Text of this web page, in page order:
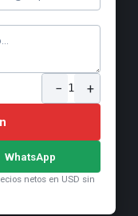
− 1 +
WhatsApp
netos en USD sin